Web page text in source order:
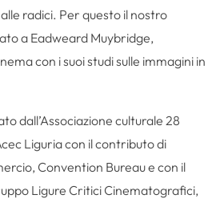
radici. Per questo il nostro
a Eadweard Muybridge,
con i suoi studi sulle immagini in
dall’Associazione culturale 28
Liguria con il contributo di
Convention Bureau e con il
Ligure Critici Cinematografici,